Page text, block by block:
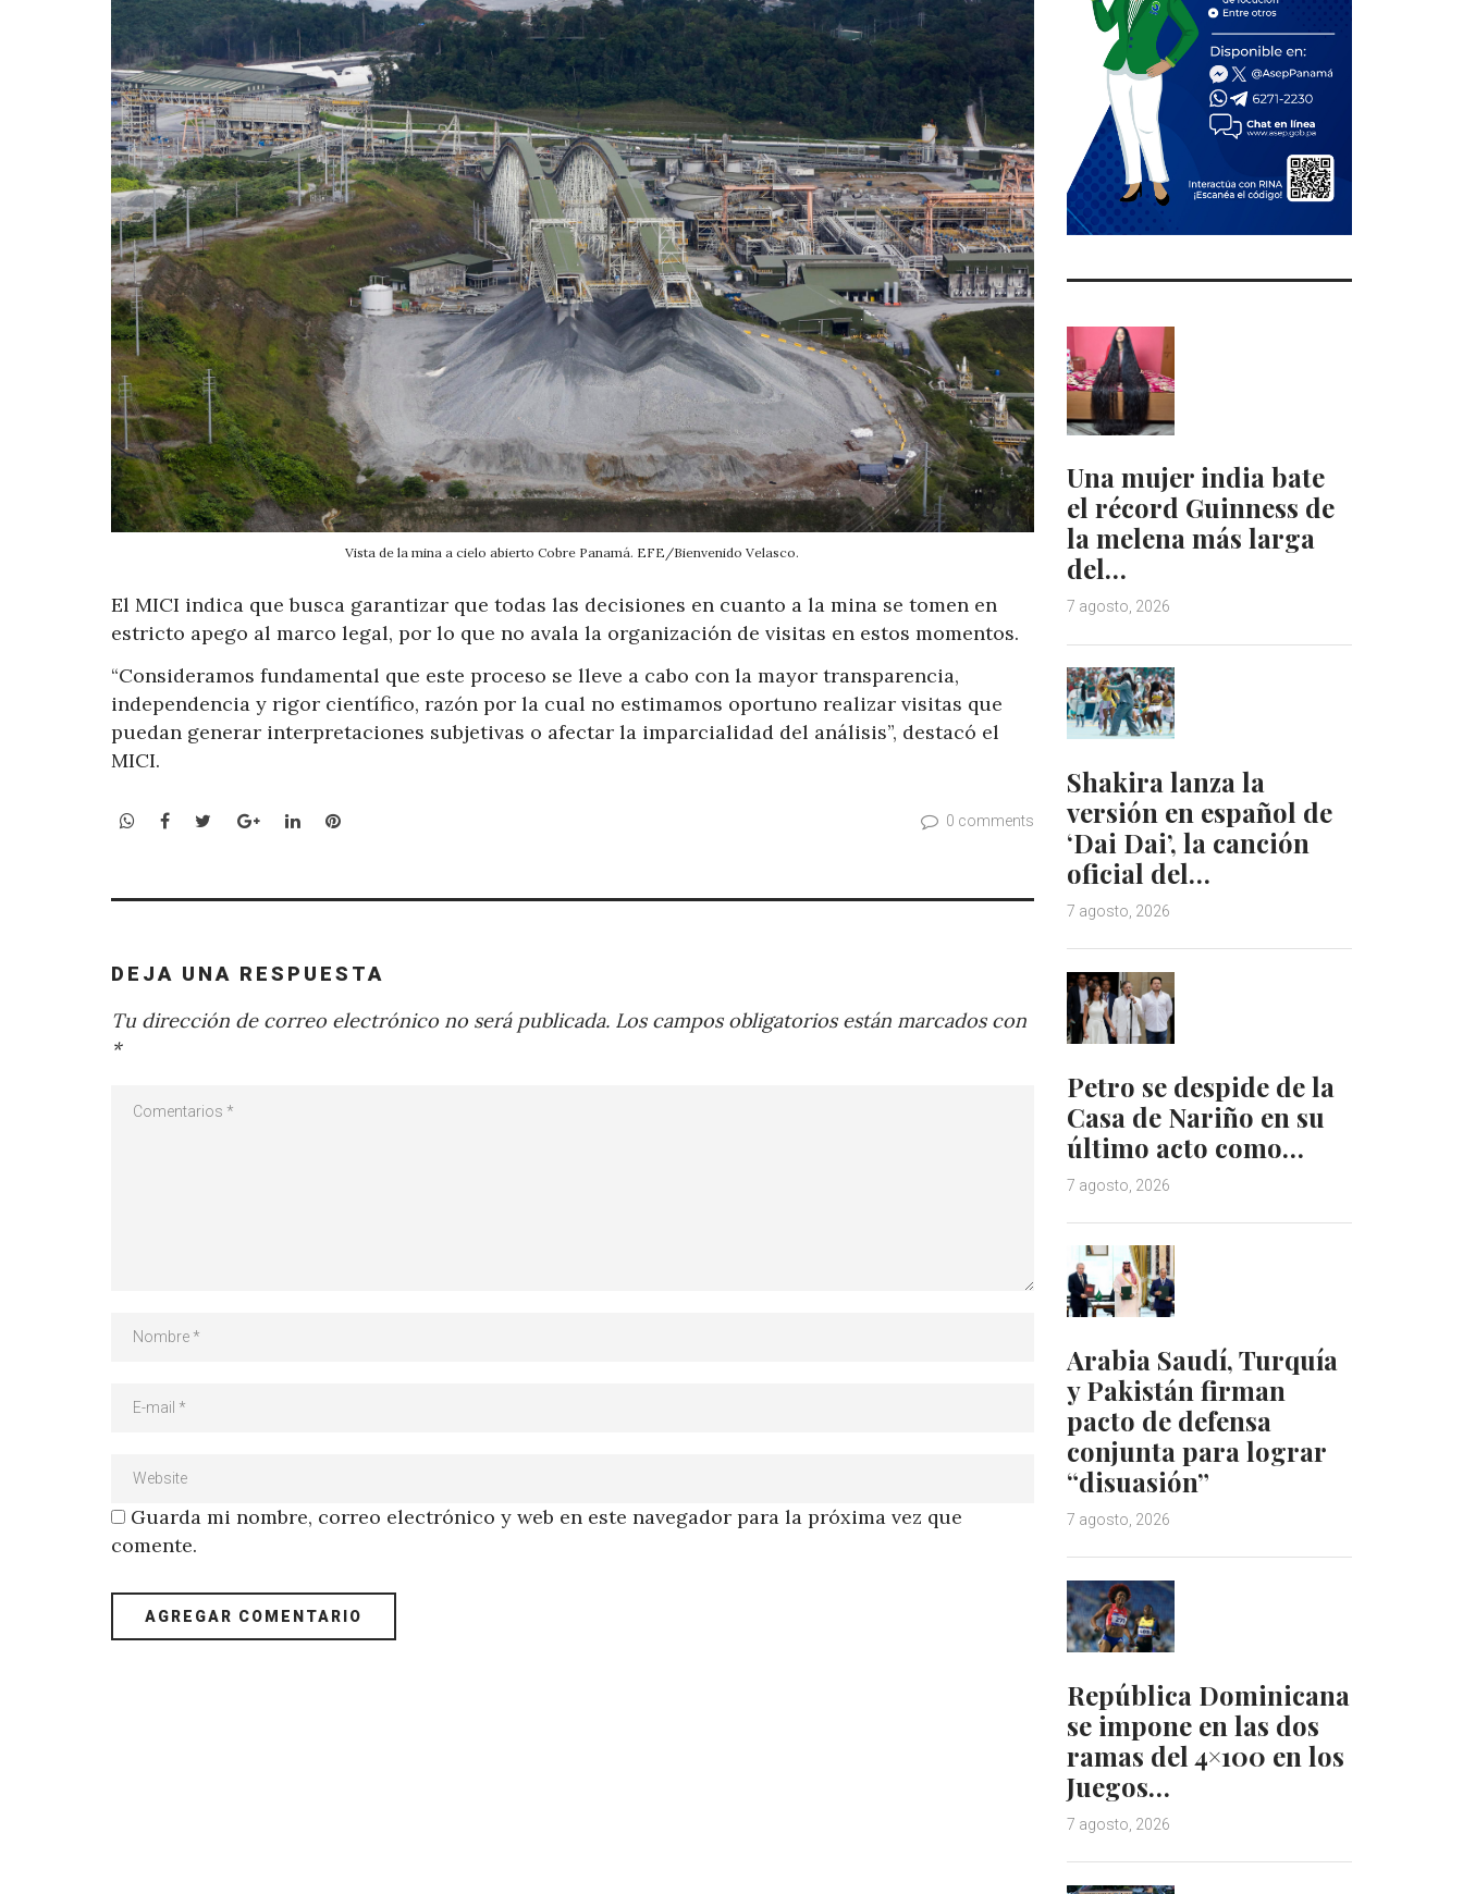
Vista de la mina a cielo abierto Cobre Panamá. EFE/Bienvenido Velasco.
El MICI indica que busca garantizar que todas las decisiones en cuanto a la mina se tomen en
estricto apego al marco legal, por lo que no avala la organización de visitas en estos momentos.
“Consideramos fundamental que este proceso se lleve a cabo con la mayor transparencia,
independencia y rigor científico, razón por la cual no estimamos oportuno realizar visitas que
puedan generar interpretaciones subjetivas o afectar la imparcialidad del análisis”, destacó el
MICI.
WhatsApp
Facebook
TwitterGoogle+LinkedInPinterest 0 comments
DEJA UNA RESPUESTA
Tu dirección de correo electrónico no será publicada. Los campos obligatorios están marcados con
*
Guarda mi nombre, correo electrónico y web en este navegador para la próxima vez que
comente.
Una mujer india bate
el récord Guinness de
la melena más larga
del…
7 agosto, 2026
Shakira lanza la
versión en español de
‘Dai Dai’, la canción
oficial del…
7 agosto, 2026
Petro se despide de la
Casa de Nariño en su
último acto como…
7 agosto, 2026
Arabia Saudí, Turquía
y Pakistán firman
pacto de defensa
conjunta para lograr
“disuasión”
7 agosto, 2026
República Dominicana
se impone en las dos
ramas del 4×100 en los
Juegos…
7 agosto, 2026